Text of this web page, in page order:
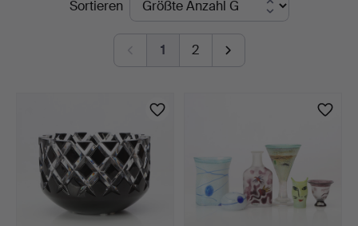
Sortieren
1 2